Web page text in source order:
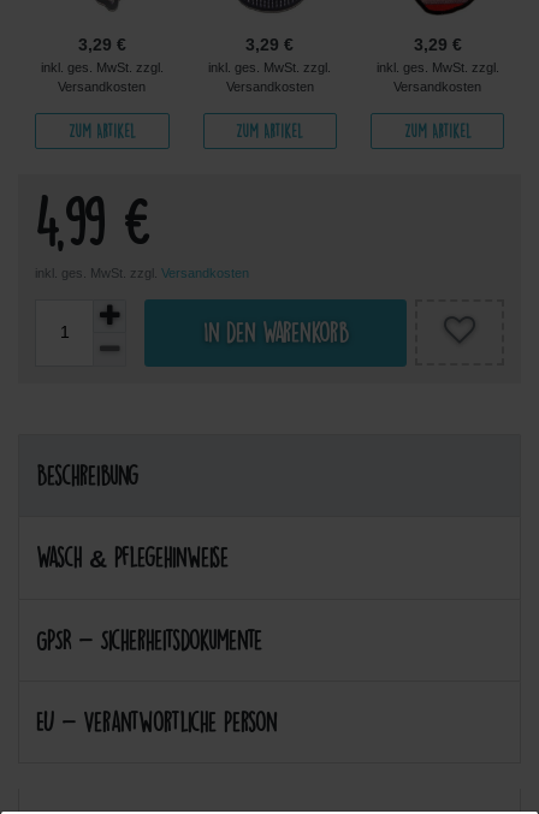
3,29 €
inkl. ges. MwSt. zzgl.
Versandkosten
Zum Artikel
3,29 €
inkl. ges. MwSt. zzgl.
Versandkosten
Zum Artikel
3,29 €
inkl. ges. MwSt. zzgl.
Versandkosten
Zum Artikel
4,99 €
inkl. ges. MwSt. zzgl. Versandkosten
In den Warenkorb
Beschreibung
Wasch & Pflegehinweise
GPSR - Sicherheitsdokumente
EU - Verantwortliche Person